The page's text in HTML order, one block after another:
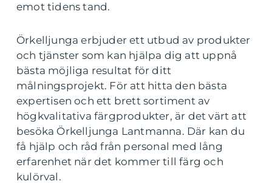
emot tidens tand.
Örkelljunga erbjuder ett utbud av produkter
och tjänster som kan hjälpa dig att uppnå
bästa möjliga resultat för ditt
målningsprojekt. För att hitta den bästa
expertisen och ett brett sortiment av
högkvalitativa färgprodukter, är det värt att
besöka Örkelljunga Lantmanna. Där kan du
få hjälp och råd från personal med lång
erfarenhet när det kommer till färg och
kulörval.